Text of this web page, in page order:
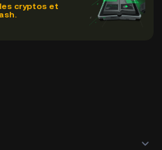
cryptos et